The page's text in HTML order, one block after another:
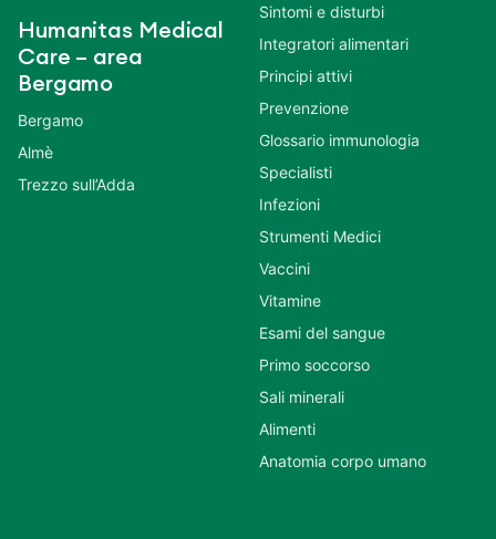
Humanitas Medical
Care – area
Bergamo
Bergamo
Almè
Trezzo sull’Adda
Sintomi e disturbi
Integratori alimentari
Principi attivi
Prevenzione
Glossario immunologia
Specialisti
Infezioni
Strumenti Medici
Vaccini
Vitamine
Esami del sangue
Primo soccorso
Sali minerali
Alimenti
Anatomia corpo umano